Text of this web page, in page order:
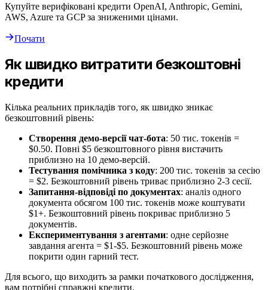
Купуйте верифіковані кредити OpenAI, Anthropic, Gemini,
AWS, Azure та GCP за зниженими цінами.
Почати
Як швидко витратити безкоштовні
кредити
Кілька реальних прикладів того, як швидко зникає
безкоштовний рівень:
Створення демо-версії чат-бота: 50 тис. токенів =
$0.50. Повні $5 безкоштовного рівня вистачить
приблизно на 10 демо-версій.
Тестування помічника з коду: 200 тис. токенів за сесію
= $2. Безкоштовний рівень триває приблизно 2-3 сесії.
Запитання-відповіді по документах: аналіз одного
документа обсягом 100 тис. токенів може коштувати
$1+. Безкоштовний рівень покриває приблизно 5
документів.
Експериментування з агентами: одне серйозне
завдання агента = $1-$5. Безкоштовний рівень може
покрити один гарний тест.
Для всього, що виходить за рамки початкового дослідження,
вам потрібні справжні кредити.